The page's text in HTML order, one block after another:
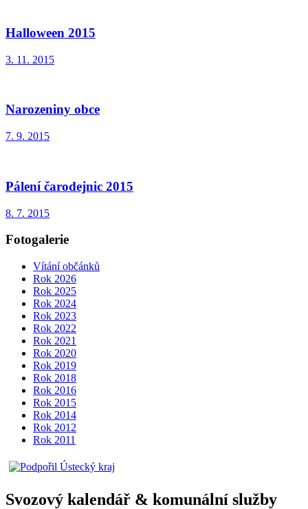
Halloween 2015
3. 11. 2015
Narozeniny obce
7. 9. 2015
Pálení čarodejnic 2015
8. 7. 2015
Fotogalerie
Vítání občánků
Rok 2026
Rok 2025
Rok 2024
Rok 2023
Rok 2022
Rok 2021
Rok 2020
Rok 2019
Rok 2018
Rok 2016
Rok 2015
Rok 2014
Rok 2012
Rok 2011
Svozový kalendář & komunální služby